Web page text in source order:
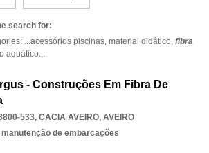
search for:
...acessórios piscinas, material didático, fibra
aquático...
- Construções Em Fibra De
533, CACIA AVEIRO, AVEIRO
manutenção de embarcações